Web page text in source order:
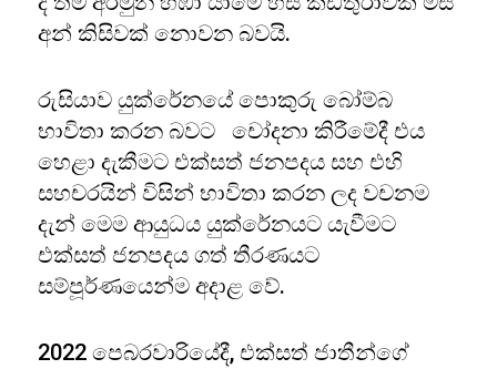
අන් කිසිවක් නොවන බවයි.
රුසියාව යුක්රේනයේ පොකුරු බෝම්බ
භාවිතා කරන බවට චෝදනා කිරීමේදී එය
හෙළා දැකීමට එක්සත් ජනපදය සහ එහි
සහචරයින් විසින් භාවිතා කරන ලද වචනම
දැන් මෙම ආයුධය යුක්රේනයට යැවීමට
එක්සත් ජනපදය ගත් තීරණයට
සම්පූර්ණයෙන්ම අදාළ වේ.
2022 පෙබරවාරියේදී, එක්සත් ජාතීන්ගේ